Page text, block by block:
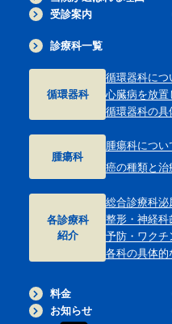
受診案内
診療科一覧
循環器科
循環器科につ
心臓病を放置
循環器科の具
腫瘍科
腫瘍科につい
癌の種類と治
各診療科
紹介
総合診療科泌
整形・神経科
予防・ワクチ
各科の具体的
料金
お知らせ